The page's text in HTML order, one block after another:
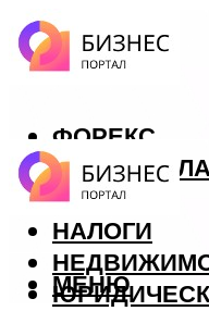
ФОРЕКС
БИЗНЕС
КРЕДИТЫ
НАЛОГИ
МЕНЮ